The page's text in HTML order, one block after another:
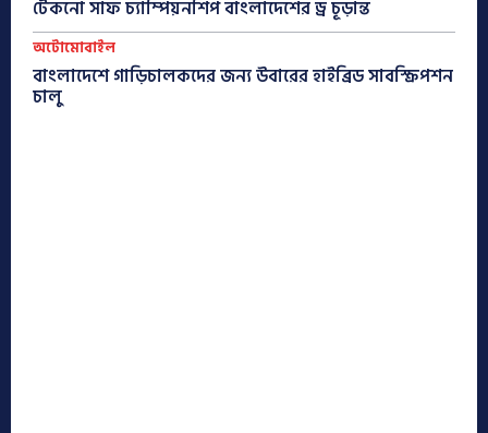
টেকনো সাফ চ্যাম্পিয়নশিপ বাংলাদেশের ড্র চূড়ান্ত
অটোমোবাইল
বাংলাদেশে গাড়িচালকদের জন্য উবারের হাইব্রিড সাবস্ক্রিপশন
চালু